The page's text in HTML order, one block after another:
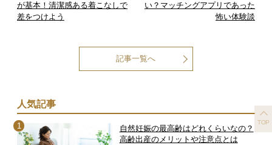
が基本！清潔感ある着こなしで
差をつけよう
い？マッチングアプリであった
怖い体験談
記事一覧へ
人気記事
自然妊娠の最高齢はどれくらいなの？
高齢出産のメリットや注意点とは
TOP